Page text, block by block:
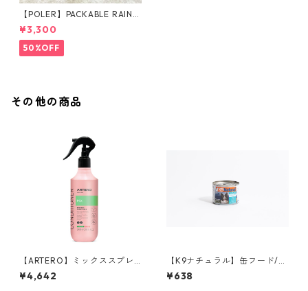
【POLER】PACKABLE RAIN P
ONCHO
¥3,300
50%OFF
その他の商品
【ARTERO】ミックススプレ
ー【PRO】
¥4,642
【K9ナチュラル】缶フード/
ホキ(白身魚)＆ビーフ・フィー
スト 170g
¥638